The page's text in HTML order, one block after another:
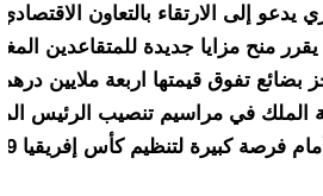
يدعو إلى الارتقاء بالتعاون
منح مزايا جديدة للمتقاعدين
بضائع تفوق قيمتها اربعة ملايين درهم
الملك في مراسيم تنصيب الرئيس
لتنظيم كأس إفريقيا 2019 بعد سحبه من الكاميرون